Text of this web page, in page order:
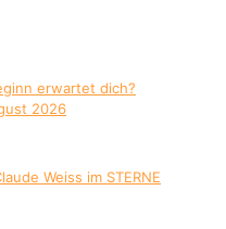
erwartet dich?
2026
Weiss im STERNE